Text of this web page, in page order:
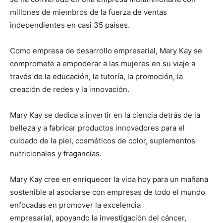
millones de miembros de la fuerza de ventas
independientes en casi 35 países.
Como empresa de desarrollo empresarial, Mary Kay se
compromete a empoderar a las mujeres en su viaje a
través de la educación, la tutoría, la promoción, la
creación de redes y la innovación.
Mary Kay se dedica a invertir en la ciencia detrás de la
belleza y a fabricar productos innovadores para el
cuidado de la piel, cosméticos de color, suplementos
nutricionales y fragancias.
Mary Kay cree en enriquecer la vida hoy para un mañana
sostenible al asociarse con empresas de todo el mundo
enfocadas en promover la excelencia
empresarial, apoyando la investigación del cáncer,